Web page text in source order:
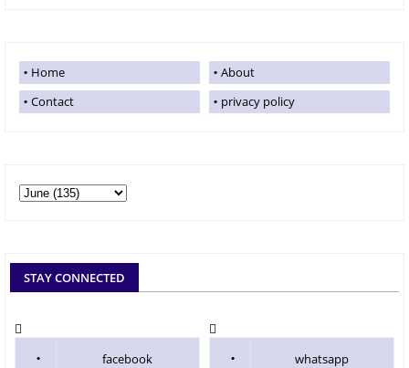
Home
About
Contact
privacy policy
STAY CONNECTED
facebook whatsapp